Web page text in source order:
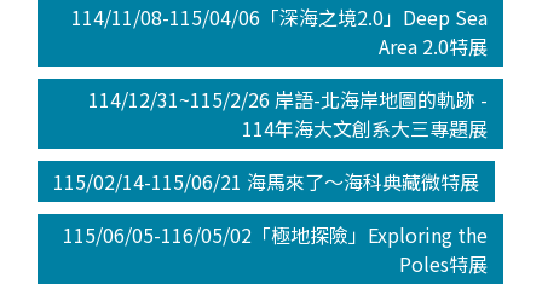
114/11/08-115/04/06「深海之境2.0」Deep Sea
Area 2.0特展
114/12/31~115/2/26 岸語-北海岸地圖的軌跡 -
114年海大文創系大三專題展
115/02/14-115/06/21 海馬來了～海科典藏微特展
115/06/05-116/05/02「極地探險」Exploring the
Poles特展